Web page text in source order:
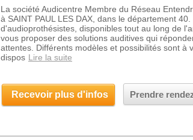
La société Audicentre Membre du Réseau
à SAINT PAUL LES DAX, dans le département
d'audioprothésistes, disponibles tout au long de
vous proposer des solutions auditives qui
attentes. Différents modèles et possibilités sont à
dispos Lire la suite
Recevoir plus d'infos Prendre